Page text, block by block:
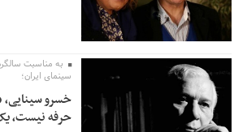
به مناسبت
سینمای ایران؛
خسرو
حرفه نیست،